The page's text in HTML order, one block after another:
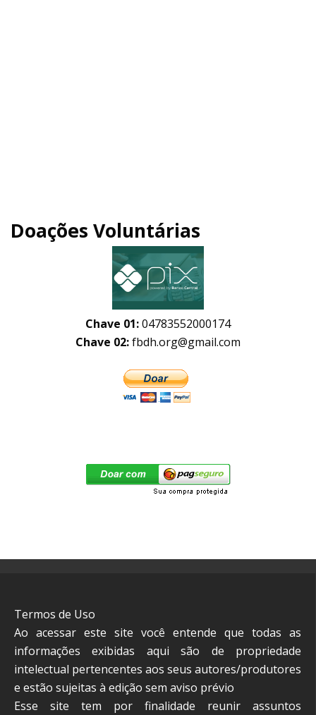
Doações Voluntárias
Chave 01:04783552000174
Chave 02:fbdh.org@gmail.com
Termos de Uso
Ao acessar este site você entende que todas as
informações exibidas aqui são de propriedade
intelectual pertencentes aos seus autores/produtores
e estão sujeitas à edição sem aviso prévio
Esse site tem por finalidade reunir assuntos